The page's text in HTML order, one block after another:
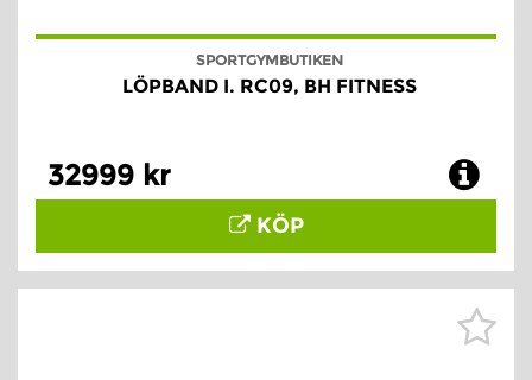
SPORTGYMBUTIKEN
LÖPBAND I. RC09, BH FITNESS
32999 kr
KÖP